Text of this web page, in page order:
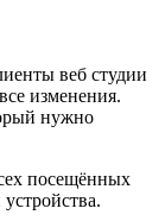
веб студии
изменения.
нужно
посещённых